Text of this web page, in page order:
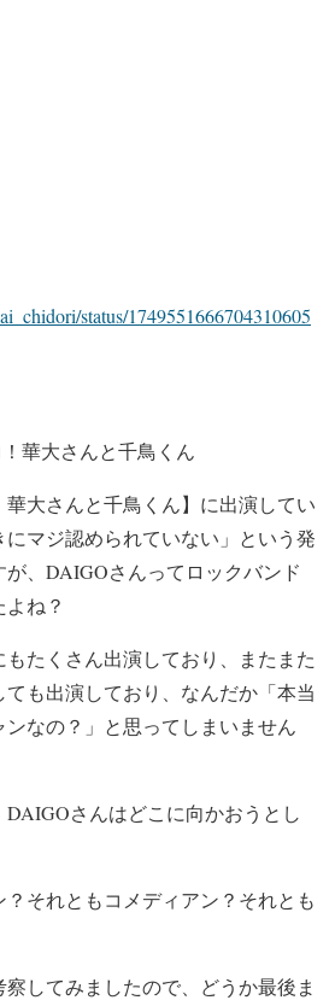
status/1749551666704310605
華大さんと千鳥くん
華大さんと千鳥くん】 に出演してい
にマジ認められていない」 という発
、 DAIGOさんってロックバンド
ね？
たくさん出演しており、またまた
も出演しており
なんだか「本当
なの？」と思ってしまいません
DAIGOさんはどこに向かおうとし
それともコメディアン？それとも
察してみましたので、どうか最後ま